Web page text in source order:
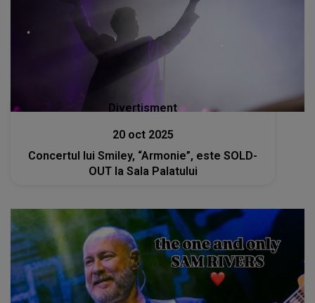
Divertisment
20 oct 2025
Concertul lui Smiley, “Armonie”, este SOLD-
OUT la Sala Palatului